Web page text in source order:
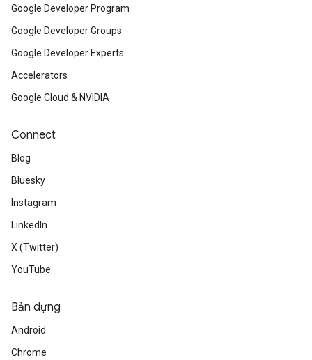
Google Developer Program
Google Developer Groups
Google Developer Experts
Accelerators
Google Cloud & NVIDIA
Connect
Blog
Bluesky
Instagram
LinkedIn
X (Twitter)
YouTube
Bản dựng
Android
Chrome